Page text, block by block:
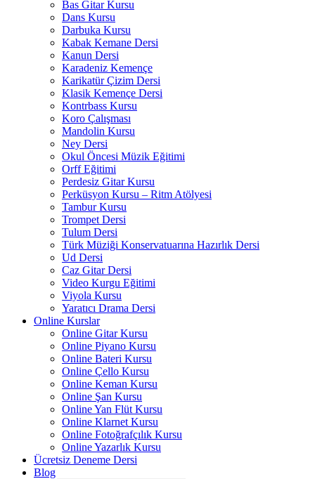
Bas Gitar Kursu
Dans Kursu
Darbuka Kursu
Kabak Kemane Dersi
Kanun Dersi
Karadeniz Kemençe
Karikatür Çizim Dersi
Klasik Kemençe Dersi
Kontrbass Kursu
Koro Çalışması
Mandolin Kursu
Ney Dersi
Okul Öncesi Müzik Eğitimi
Orff Eğitimi
Perdesiz Gitar Kursu
Perküsyon Kursu – Ritm Atölyesi
Tambur Kursu
Trompet Dersi
Tulum Dersi
Türk Müziği Konservatuarına Hazırlık Dersi
Ud Dersi
Caz Gitar Dersi
Video Kurgu Eğitimi
Viyola Kursu
Yaratıcı Drama Dersi
Online Kurslar
Online Gitar Kursu
Online Piyano Kursu
Online Bateri Kursu
Online Çello Kursu
Online Keman Kursu
Online Şan Kursu
Online Yan Flüt Kursu
Online Klarnet Kursu
Online Fotoğrafçılık Kursu
Online Yazarlık Kursu
Ücretsiz Deneme Dersi
Blog